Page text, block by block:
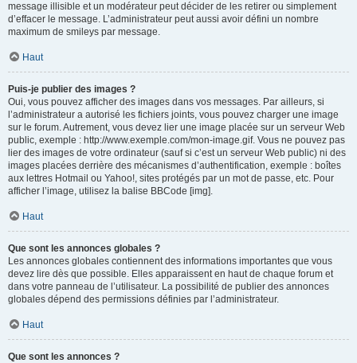
message illisible et un modérateur peut décider de les retirer ou simplement
d’effacer le message. L’administrateur peut aussi avoir défini un nombre
maximum de smileys par message.
Haut
Puis-je publier des images ?
Oui, vous pouvez afficher des images dans vos messages. Par ailleurs, si
l’administrateur a autorisé les fichiers joints, vous pouvez charger une image
sur le forum. Autrement, vous devez lier une image placée sur un serveur Web
public, exemple : http://www.exemple.com/mon-image.gif. Vous ne pouvez pas
lier des images de votre ordinateur (sauf si c’est un serveur Web public) ni des
images placées derrière des mécanismes d’authentification, exemple : boîtes
aux lettres Hotmail ou Yahoo!, sites protégés par un mot de passe, etc. Pour
afficher l’image, utilisez la balise BBCode [img].
Haut
Que sont les annonces globales ?
Les annonces globales contiennent des informations importantes que vous
devez lire dès que possible. Elles apparaissent en haut de chaque forum et
dans votre panneau de l’utilisateur. La possibilité de publier des annonces
globales dépend des permissions définies par l’administrateur.
Haut
Que sont les annonces ?